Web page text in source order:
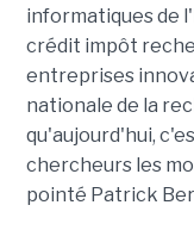
informatiques de
crédit impôt
entreprises
nationale de la
qu'aujourd'hui,
chercheurs les
pointé Patrick